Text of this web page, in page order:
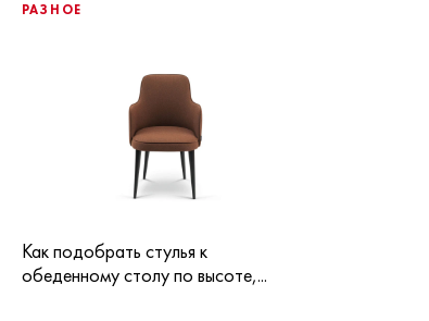
РАЗНОЕ
Как подобрать стулья к
обеденному столу по высоте,...